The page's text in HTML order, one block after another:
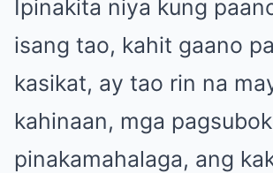
Ipinakita niya kung
isang tao, kahit gaano
kasikat, ay tao rin na
kahinaan, mga
pinakamahalaga, ang